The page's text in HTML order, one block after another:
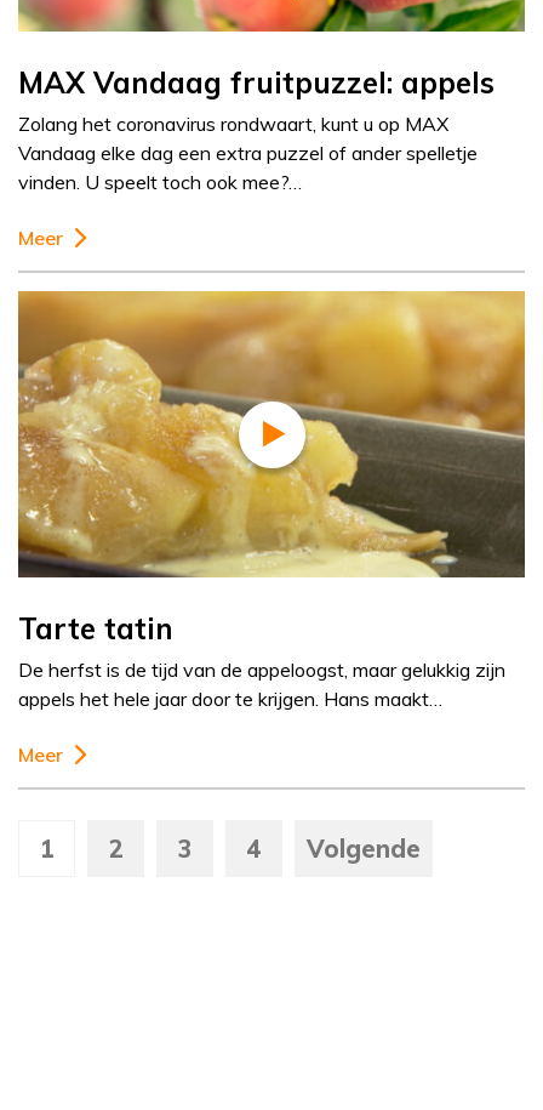
MAX Vandaag fruitpuzzel: appels
Zolang het coronavirus rondwaart, kunt u op MAX
Vandaag elke dag een extra puzzel of ander spelletje
vinden. U speelt toch ook mee?…
Meer
Tarte tatin
De herfst is de tijd van de appeloogst, maar gelukkig zijn
appels het hele jaar door te krijgen. Hans maakt…
Meer
1 2 3 4 Volgende